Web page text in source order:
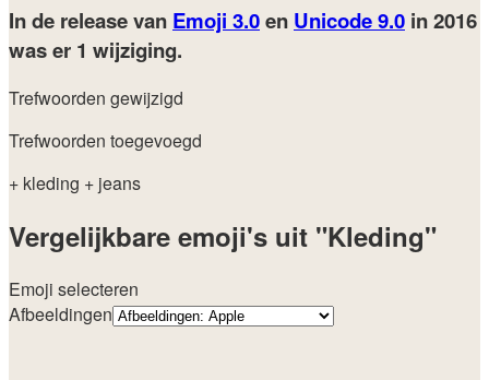
In de release van Emoji 3.0en Unicode 9.0 in 2016
was er 1 wijziging.
Trefwoorden gewijzigd
Trefwoorden toegevoegd
+ kleding + jeans
Vergelijkbare emoji's uit "Kleding"
Emoji selecteren
Afbeeldingen